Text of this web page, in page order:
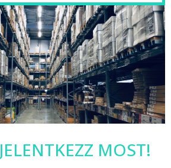
JELENTKEZZ MOST!